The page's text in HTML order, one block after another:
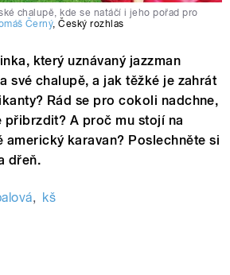
chalupě, kde se natáčí i jeho pořad pro
Černý,Český rozhlas
který uznávaný jazzman
své chalupě, a jak těžké je zahrát
Rád se pro cokoli nadchne,
přibrzdit? A proč mu stojí na
americký karavan? Poslechněte si
dřeň.
, kš